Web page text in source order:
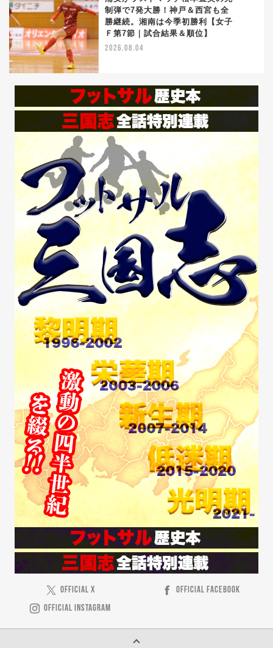
制弾で7発大勝！神戸＆西宮も全
勝継続。湘南は今季初勝利【女子
Ｆ第7節｜試合結果＆順位】
2026.08.04
OFFICIAL X
OFFICIAL FACEBOOK
OFFICIAL INSTAGRAM